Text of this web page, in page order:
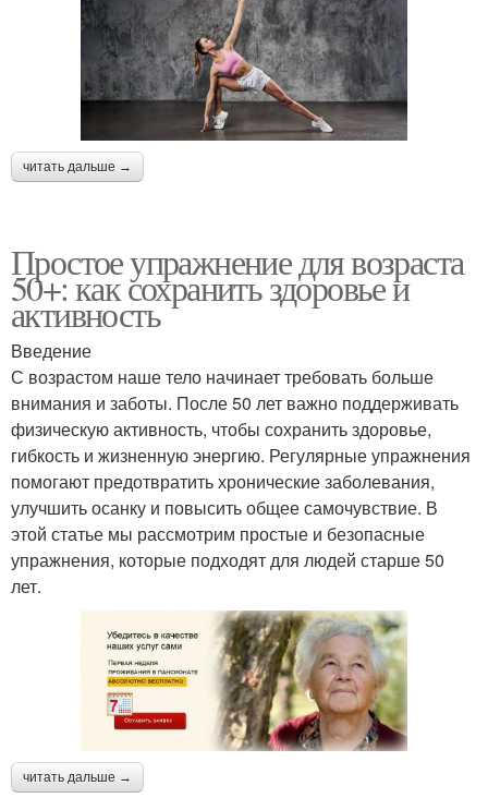
читать дальше →
Простое упражнение для возраста
50+: как сохранить здоровье и
активность
Введение
С возрастом наше тело начинает требовать больше
внимания и заботы. После 50 лет важно поддерживать
физическую активность, чтобы сохранить здоровье,
гибкость и жизненную энергию. Регулярные упражнения
помогают предотвратить хронические заболевания,
улучшить осанку и повысить общее самочувствие. В
этой статье мы рассмотрим простые и безопасные
упражнения, которые подходят для людей старше 50
лет.
читать дальше →